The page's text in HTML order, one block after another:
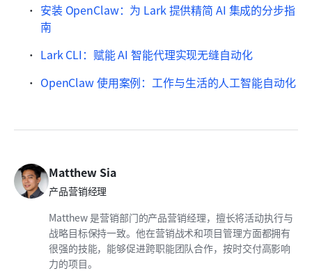
安装 OpenClaw：为 Lark 提供精简 AI 集成的分步指
南
Lark CLI：赋能 AI 智能代理实现无缝自动化
OpenClaw 使用案例：工作与生活的人工智能自动化
Matthew Sia
产品营销经理
Matthew 是营销部门的产品营销经理，擅长将活动执行与
战略目标保持一致。他在营销战术和项目管理方面都拥有
很强的技能，能够促进跨职能团队合作，按时交付高影响
力的项目。